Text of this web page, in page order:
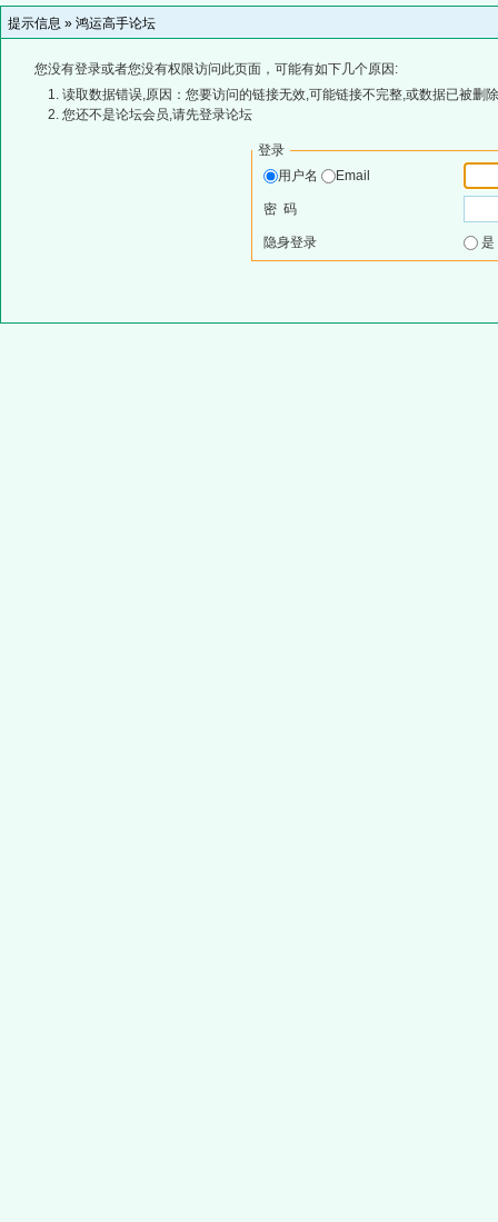
提示信息 » 鸿运高手论坛
您没有登录或者您没有权限访问此页面，可能有如下几个原因:
读取数据错误,原因：您要访问的链接无效,可能链接不完整,或数据已被删
您还不是论坛会员,请先登录论坛
登录
用户名
Email
密 码
隐身登录